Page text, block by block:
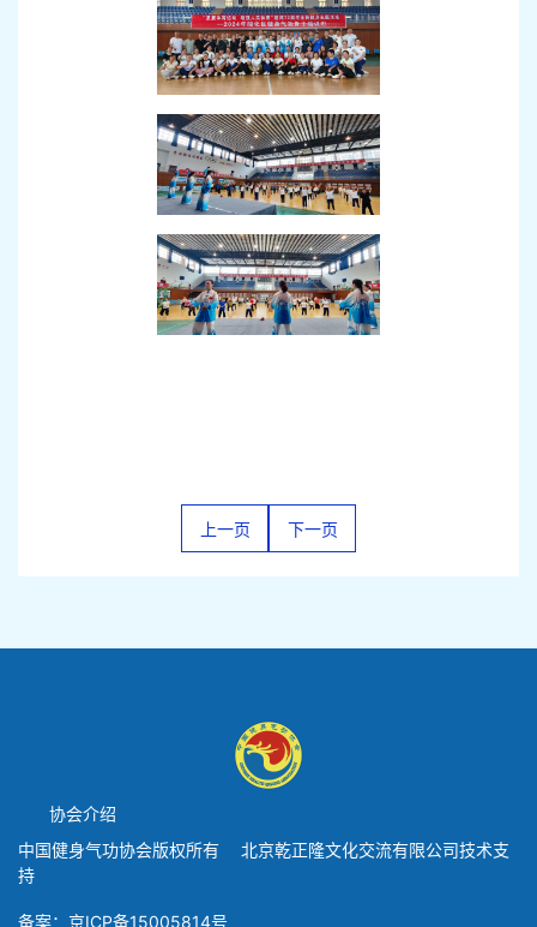
上一页 下一页
协会介绍
中国健身气功协会版权所有 北京乾正隆文化交流有限公司技术支
持
备案：京ICP备15005814号